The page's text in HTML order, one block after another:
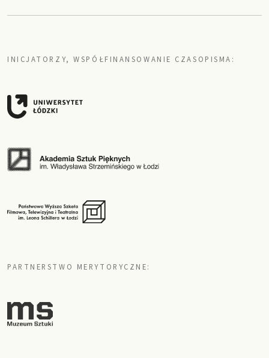
INICJATORZY, WSPÓŁFINANSOWANIE CZASOPISMA:
PARTNERSTWO MERYTORYCZNE: